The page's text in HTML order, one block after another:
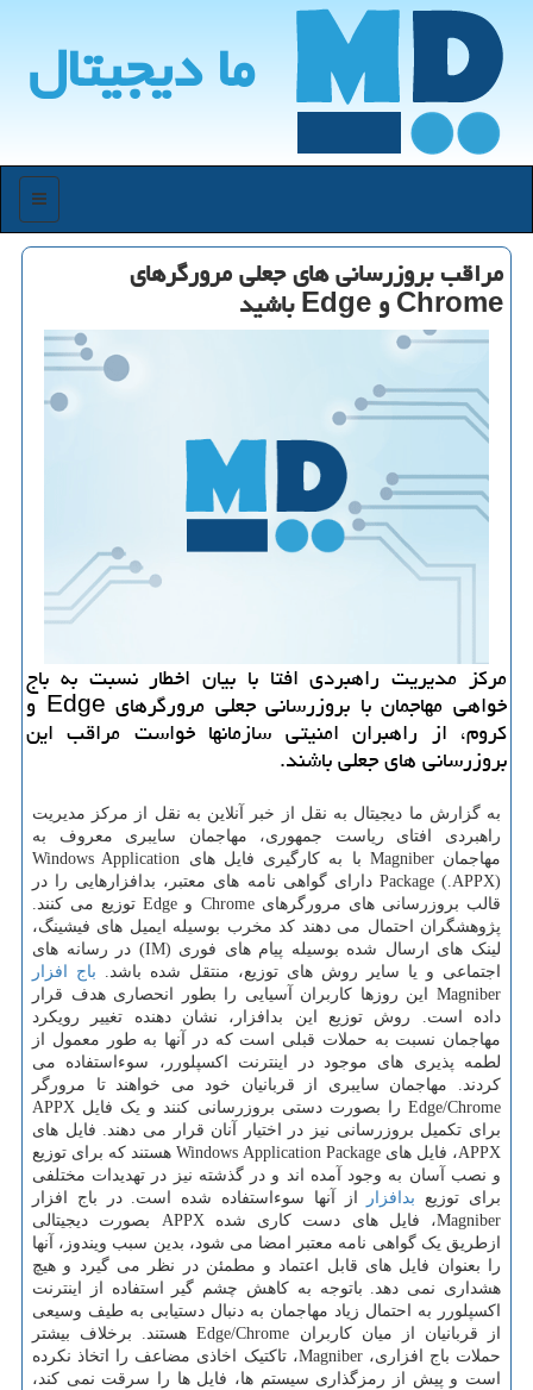
ما دیجیتال
منو
مراقب بروزرسانی های جعلی مرورگرهای
Chrome و Edge باشید
مرکز مدیریت راهبردی افتا با بیان اخطار نسبت به باج
خواهی مهاجمان با بروزرسانی جعلی مرورگرهای Edge و
کروم، از راهبران امنیتی سازمانها خواست مراقب این
بروزرسانی های جعلی باشند.
به گزارش ما دیجیتال به نقل از خبر آنلاین به نقل از مرکز مدیریت
راهبردی افتای ریاست جمهوری، مهاجمان سایبری معروف به
مهاجمان Magniber با به کارگیری فایل های Windows Application
Package (.APPX) دارای گواهی نامه های معتبر، بدافزارهایی را در
قالب بروزرسانی های مرورگرهای Chrome و Edge توزیع می کنند.
پژوهشگران احتمال می دهند کد مخرب بوسیله ایمیل های فیشینگ،
لینک های ارسال شده بوسیله پیام های فوری (IM) در رسانه های
اجتماعی و یا سایر روش های توزیع، منتقل شده باشد. باج افزار
Magniber این روزها کاربران آسیایی را بطور انحصاری هدف قرار
داده است. روش توزیع این بدافزار، نشان دهنده تغییر رویکرد
مهاجمان نسبت به حملات قبلی است که در آنها به طور معمول از
لطمه پذیری های موجود در اینترنت اکسپلورر، سوءاستفاده می
کردند. مهاجمان سایبری از قربانیان خود می خواهند تا مرورگر
Edge/Chrome را بصورت دستی بروزرسانی کنند و یک فایل APPX
برای تکمیل بروزرسانی نیز در اختیار آنان قرار می دهند. فایل های
APPX، فایل های Windows Application Package هستند که برای توزیع
و نصب آسان به وجود آمده اند و در گذشته نیز در تهدیدات مختلفی
برای توزیع بدافزار
از آنها سوءاستفاده شده است. در باج افزار
Magniber، فایل های دست کاری شده APPX بصورت دیجیتالی
ازطریق یک گواهی نامه معتبر امضا می شود، بدین سبب ویندوز، آنها
را بعنوان فایل های قابل اعتماد و مطمئن در نظر می گیرد و هیچ
هشداری نمی دهد. باتوجه به کاهش چشم گیر استفاده از اینترنت
اکسپلورر به احتمال زیاد مهاجمان به دنبال دستیابی به طیف وسیعی
از قربانیان از میان کاربران Edge/Chrome هستند. برخلاف بیشتر
حملات باج افزاری، Magniber، تاکتیک اخاذی مضاعف را اتخاذ نکرده
است و پیش از رمزگذاری سیستم ها، فایل ها را سرقت نمی کند،